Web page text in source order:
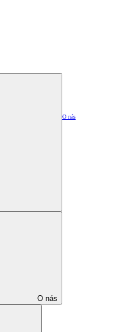
O nás
O nás